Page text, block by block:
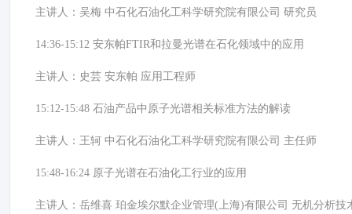
主讲人：吴梅 中石化石油化工科学研究院有限公司 研究员
14:36-15:12 安东帕FTIR和拉曼光谱在石化领域中的应用
主讲人：史芸 安东帕 应用工程师
15:12-15:48 石油产品中原子光谱相关标准方法的解读
主讲人：王轲 中石化石油化工科学研究院有限公司 主任师
15:48-16:24 原子光谱在石油化工行业的应用
主讲人：岳维喜 珀金埃尔默企业管理(上海)有限公司 无机分析技